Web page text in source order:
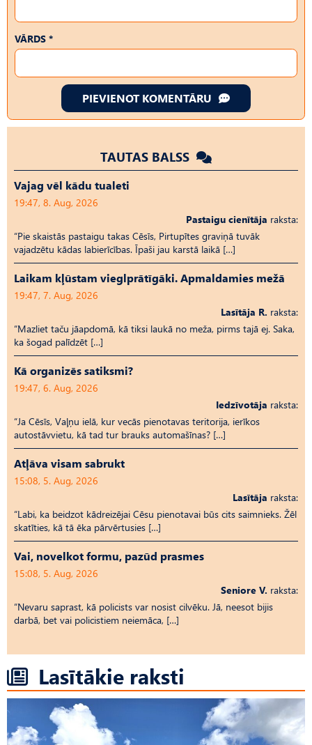
VĀRDS *
PIEVIENOT KOMENTĀRU
TAUTAS BALSS
Vajag vēl kādu tualeti
19:47, 8. Aug, 2026
Pastaigu cienītāja raksta:
“Pie skaistās pastaigu takas Cēsīs, Pirtupītes graviņā tuvāk
vajadzētu kādas labierīcības. Īpaši jau karstā laikā […]
Laikam kļūstam vieglprātīgāki. Apmaldamies mežā
19:47, 7. Aug, 2026
Lasītāja R. raksta:
“Mazliet taču jāapdomā, kā tiksi laukā no meža, pirms tajā ej. Saka,
ka šogad palīdzēt […]
Kā organizēs satiksmi?
19:47, 6. Aug, 2026
Iedzīvotāja raksta:
“Ja Cēsīs, Vaļņu ielā, kur vecās pienotavas teritorija, ierīkos
autostāvvietu, kā tad tur brauks automašīnas? […]
Atļāva visam sabrukt
15:08, 5. Aug, 2026
Lasītāja raksta:
“Labi, ka beidzot kādreizējai Cēsu pienotavai būs cits saimnieks. Žēl
skatīties, kā tā ēka pārvērtusies […]
Vai, novelkot formu, pazūd prasmes
15:08, 5. Aug, 2026
Seniore V. raksta:
“Nevaru saprast, kā policists var nosist cilvēku. Jā, neesot bijis
darbā, bet vai policistiem neiemāca, […]
Lasītākie raksti